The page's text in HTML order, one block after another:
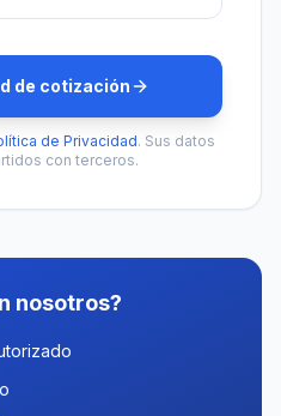
de cotización
de Privacidad. Sus datos
con terceros.
nosotros?